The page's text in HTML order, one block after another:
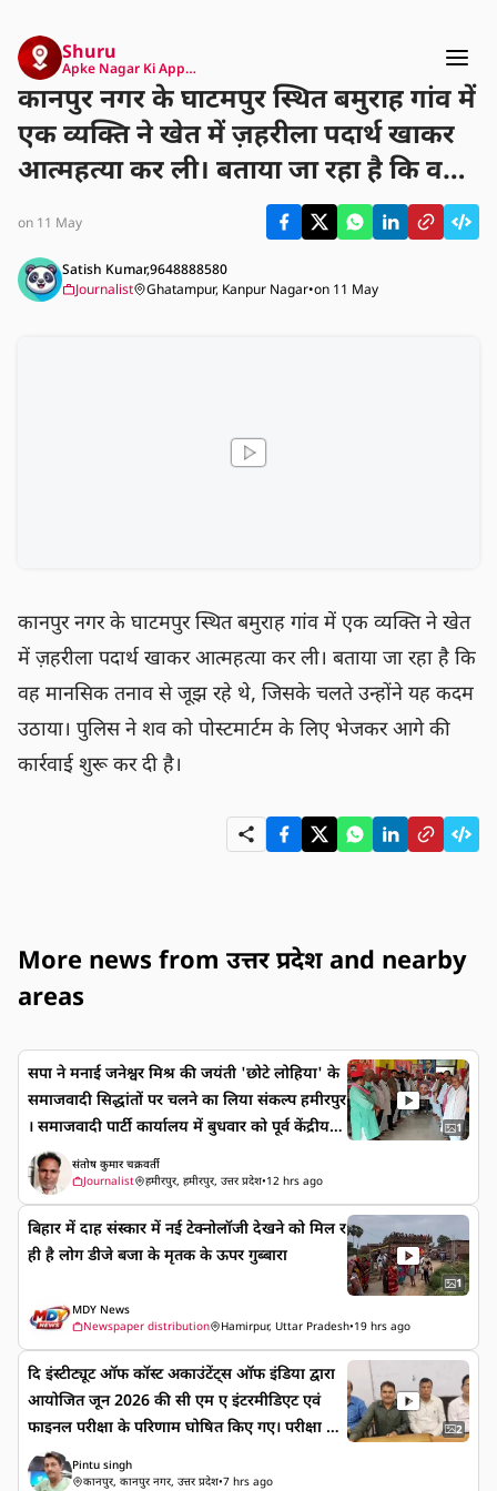
Shuru
Apke Nagar Ki App…
कानपुर नगर के घाटमपुर स्थित बमुराह गांव में
एक व्यक्ति ने खेत में ज़हरीला पदार्थ खाकर
आत्महत्या कर ली। बताया जा रहा है कि वह
मानसिक तनाव से जूझ रहे थे, जिसके चलते
उन्होंने यह कदम उठाया। पुलिस ने शव को
पोस्टमार्टम के लिए भेजकर आगे की कार्रवाई
शुरू कर दी है।
on 11 May
Satish Kumar,9648888580
Journalist
Ghatampur, Kanpur Nagar•on 11 May
कानपुर नगर के घाटमपुर स्थित बमुराह गांव में एक व्यक्ति ने खेत
में ज़हरीला पदार्थ खाकर आत्महत्या कर ली। बताया जा रहा है कि
वह मानसिक तनाव से जूझ रहे थे, जिसके चलते उन्होंने यह कदम
उठाया। पुलिस ने शव को पोस्टमार्टम के लिए भेजकर आगे की
कार्रवाई शुरू कर दी है।
More news from उत्तर प्रदेश and nearby
areas
सपा ने मनाई जनेश्वर मिश्र की जयंती 'छोटे लोहिया' के
समाजवादी सिद्धांतों पर चलने का लिया संकल्प हमीरपुर
। समाजवादी पार्टी कार्यालय में बुधवार को पूर्व केंद्रीय
मंत्री एवं "छोटे लोहिया" के नाम से विख्यात जनेश्वर
मिश्र की जयंती जिलाध्यक्ष इदरीश खान की अध्यक्षता
में श्रद्धा और सम्मान के साथ मनाई गई। इस अवसर पर
नेताओं और कार्यकर्ताओं ने उनके चित्र पर पुष्प अर्पित क
र श्रद्धांजलि दी तथा उनके बताए समाजवादी सिद्धांतों प
हुए वरिष्ठ सपा नेता एवं पूर्व ब्लॉक प्रमुख शुभकरण सिंह
परिहार ने कहा कि जनेश्वर मिश्र का पूरा जीवन गरीबों,
किसानों, मजदूरों, पिछड़े, दलित और वंचित वर्गों के अ
धिकारों की लड़ाई के लिए समर्पित रहा। उन्होंने सादगी,
संघर्ष और समाजवादी मूल्यों की ऐसी मिसाल पेश की,
न्होंने कहा कि आज के समय में उनके विचारों को जन-ज
1
संतोष कुमार चक्रवर्ती
Journalist
हमीरपुर, हमीरपुर, उत्तर प्रदेश•12 hrs ago
बिहार में दाह संस्कार में नई टेक्नोलॉजी देखने को मिल र
ही है लोग डीजे बजा के मृतक के ऊपर गुब्बारा
1
MDY News
Newspaper distribution
Hamirpur, Uttar Pradesh•19 hrs ago
दि इंस्टीट्यूट ऑफ कॉस्ट अकाउंटेंट्स ऑफ इंडिया द्वारा
आयोजित जून 2026 की सी एम ए इंटरमीडिएट एवं
फाइनल परीक्षा के परिणाम घोषित किए गए। परीक्षा में
कानपुर चैप्टर के विद्यार्थियों ने उत्कृष्ट प्रदर्शन करते हुए
अभूतपूर्व सफलता हासिल की है। परिणामों के शुभ अव
2
Pintu singh
कानपुर, कानपुर नगर, उत्तर प्रदेश•7 hrs ago